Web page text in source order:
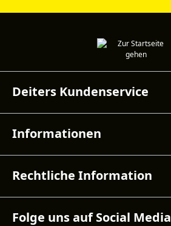
Deiters Kundenservice
Informationen
Rechtliche Information
Folge uns auf Social Media